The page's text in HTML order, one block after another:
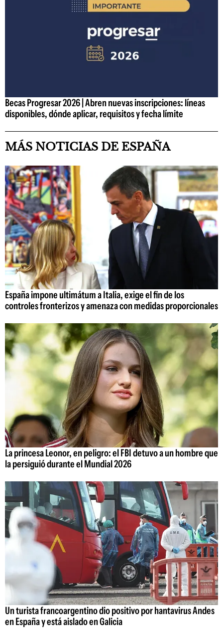
Becas Progresar 2026 | Abren nuevas inscripciones: líneas
disponibles, dónde aplicar, requisitos y fecha límite
MÁS NOTICIAS DE ESPAÑA
España impone ultimátum a Italia, exige el fin de los
controles fronterizos y amenaza con medidas proporcionales
La princesa Leonor, en peligro: el FBI detuvo a un hombre que
la persiguió durante el Mundial 2026
Un turista francoargentino dio positivo por hantavirus Andes
en España y está aislado en Galicia